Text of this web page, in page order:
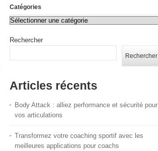
Catégories
Rechercher
Rechercher
Articles récents
Body Attack : alliez performance et sécurité pour
vos articulations
Transformez votre coaching sportif avec les
meilleures applications pour coachs